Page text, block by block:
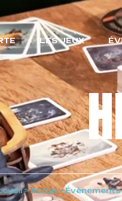
LES JEUX
>Actus>Évènements